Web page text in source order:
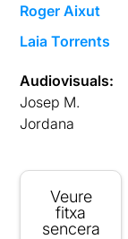
Roger Aixut
Laia Torrents
Audiovisuals:
Josep M.
Jordana
Veure
fitxa
sencera